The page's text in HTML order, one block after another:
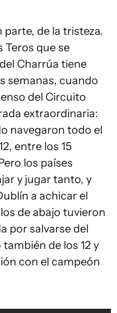
de la tristeza.
Teros que se
Charrúa tiene
semanas, cuando
del Circuito
extraordinaria:
navegaron todo el
entre los 15
los países
y jugar tanto, y
a achicar el
de abajo tuvieron
por salvarse del
de los 12 y
con el campeón